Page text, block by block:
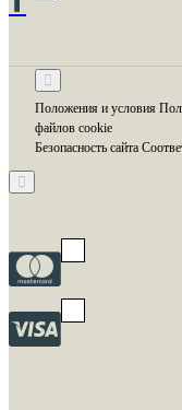
Положения и условия
файлов cookie
Безопасность сайта